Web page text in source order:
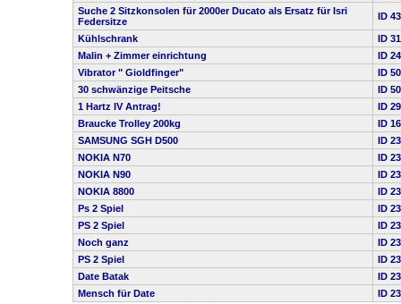
Suche 2 Sitzkonsolen für 2000er Ducato als Ersatz für Isri
Federsitze
ID
Kühlschrank
ID
Malin + Zimmer einrichtung
ID
Vibrator " Gioldfinger"
ID
30 schwänzige Peitsche
ID
1 Hartz IV Antrag!
ID
Braucke Trolley 200kg
ID
SAMSUNG SGH D500
ID
NOKIA N70
ID
NOKIA N90
ID
NOKIA 8800
ID
Ps 2 Spiel
ID
PS 2 Spiel
ID
Noch ganz
ID
PS 2 Spiel
ID
Date Batak
ID
Mensch für Date
ID